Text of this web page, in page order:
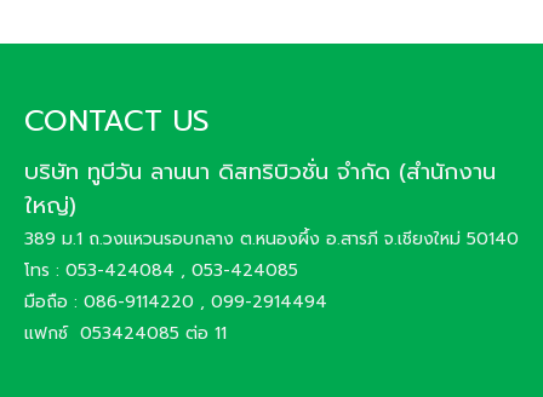
CONTACT US
บริษัท ทูบีวัน ลานนา ดิสทริบิวชั่น จำกัด (สำนักงาน
ใหญ่)
389 ม.1 ถ.วงแหวนรอบกลาง ต.หนองผึ้ง อ.สารภี จ.เชียงใหม่ 50140
โทร : 053-424084 , 053-424085
มือถือ : 086-9114220 , 099-2914494
แฟกซ์ 053424085 ต่อ 11